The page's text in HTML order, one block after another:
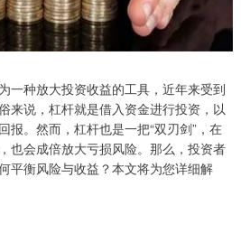
一种放大投资收益的工具，近年来受到
来说，杠杆就是借入资金进行投资，以
报。然而，杠杆也是一把“双刃剑”，在
也会成倍放大亏损风险。那么，投资者
平衡风险与收益？本文将为您详细解